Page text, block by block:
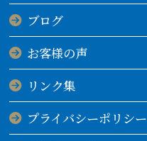
ブログ
お客様の声
リンク集
プライバシーポリシー